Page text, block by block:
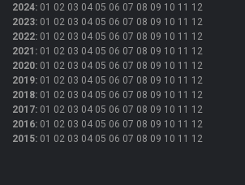
2024: 01 02 03 04 05 06 07 08 09 10 11 12
2023: 01 02 03 04 05 06 07 08 09 10 11 12
2022: 01 02 03 04 05 06 07 08 09 10 11 12
2021 : 01 02 03 04 05 06 07 08 09 10 11 12
2020: 01 02 03 04 05 06 07 08 09 10 11 12
2019: 01 02 03 04 05 06 07 08 09 10 11 12
2018: 01 02 03 04 05 06 07 08 09 10 11 12
2017: 01 02 03 04 05 06 07 08 09 10 11 12
2016: 01 02 03 04 05 06 07 08 09 10 11 12
2015: 01 02 03 04 05 06 07 08 09 10 11 12